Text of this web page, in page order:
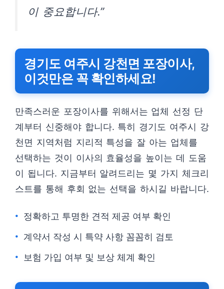
이 중요합니다.”
경기도 여주시 강천면 포장이사,
이것만은 꼭 확인하세요!
만족스러운 포장이사를 위해서는 업체 선정 단
계부터 신중해야 합니다. 특히 경기도 여주시 강
천면 지역처럼 지리적 특성을 잘 아는 업체를
선택하는 것이 이사의 효율성을 높이는 데 도움
이 됩니다. 지금부터 알려드리는 몇 가지 체크리
스트를 통해 후회 없는 선택을 하시길 바랍니다.
정확하고 투명한 견적 제공 여부 확인
계약서 작성 시 특약 사항 꼼꼼히 검토
보험 가입 여부 및 보상 체계 확인